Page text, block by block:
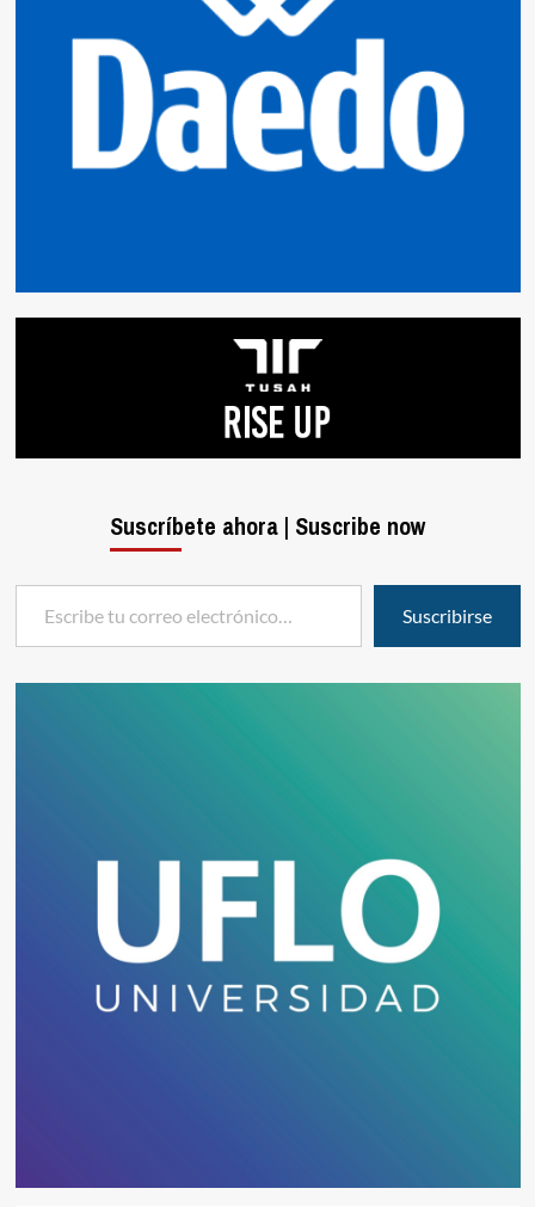
Suscríbete ahora | Suscribe now
Escribe tu correo electrónico…
Suscribirse